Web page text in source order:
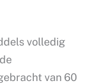
volledig
van 60